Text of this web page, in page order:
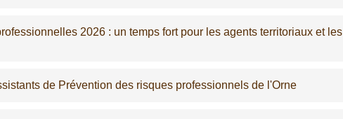
2026 : un temps fort pour les agents territoriaux et les
de Prévention des risques professionnels de l'Orne